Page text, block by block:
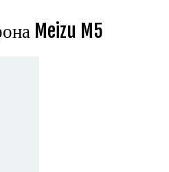
Meizu M5